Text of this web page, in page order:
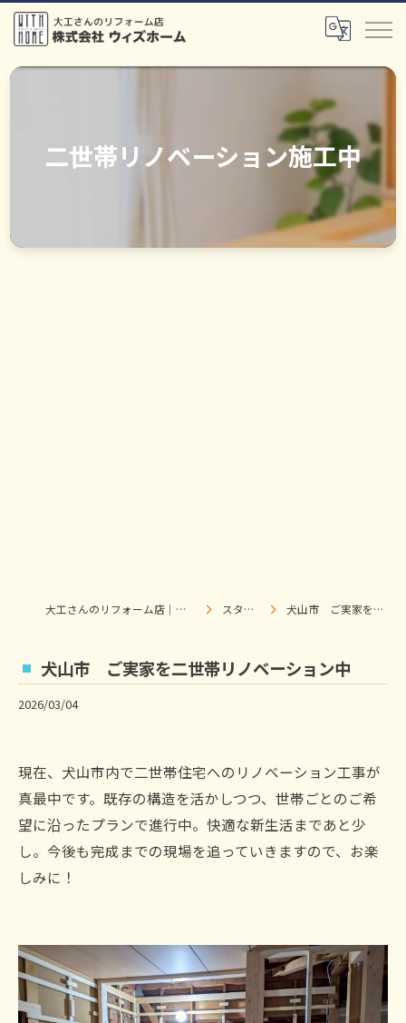
二世帯リノベーション施工中
大工さんのリフォーム店｜株式会社ウィズホーム｜扶桑・犬山 スタッフブログ 犬山市 ご実家を二世帯リノベーション中
犬山市 ご実家を二世帯リノベーション中
2026/03/04
現在、犬山市内で二世帯住宅へのリノベーション工事が
真最中です。既存の構造を活かしつつ、世帯ごとのご希
望に沿ったプランで進行中。快適な新生活まであと少
し。今後も完成までの現場を追っていきますので、お楽
しみに！